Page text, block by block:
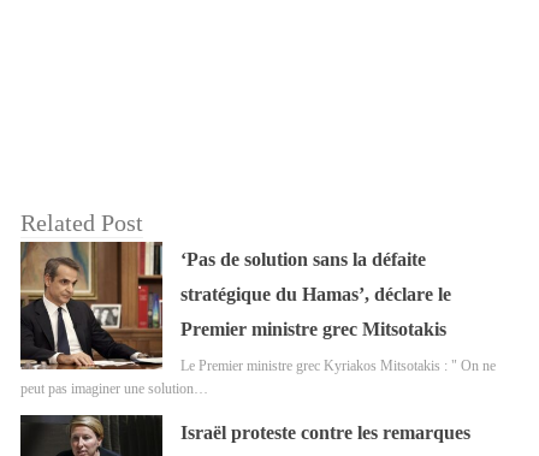
Related Post
‘Pas de solution sans la défaite
stratégique du Hamas’, déclare le
Premier ministre grec Mitsotakis
Le Premier ministre grec Kyriakos Mitsotakis : " On ne
peut pas imaginer une solution…
Israël proteste contre les remarques